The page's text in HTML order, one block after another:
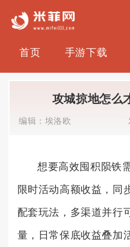
首页 手游下载
攻城掠地怎么
编辑： 埃洛欧
想要高效囤积陨铁
限时活动高额收益，同
配套玩法，多渠道并行
量，日常保底收益叠加